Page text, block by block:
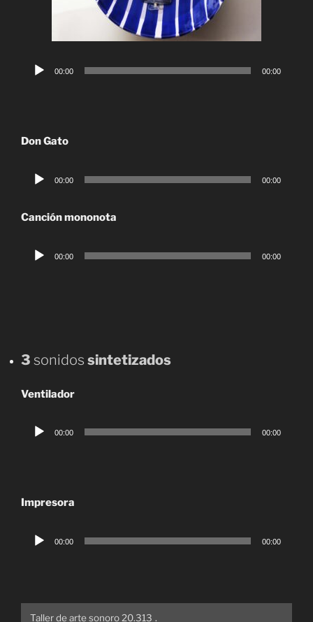
Reproductor
00:00 00:00
Don Gato
Reproductor
00:00 00:00
Canción mononota
Reproductor
00:00 00:00
3 sonidos sintetizados
Ventilador
Reproductor
00:00 00:00
Impresora
Reproductor
00:00 00:00
Taller de arte sonoro 20.313 .